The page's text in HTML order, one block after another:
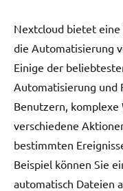
Nextcloud bietet
die Automatisierung
Einige der
Automatisierung und
Benutzern,
verschiedene
bestimmten
Beispiel können Sie
automatisch Dateien